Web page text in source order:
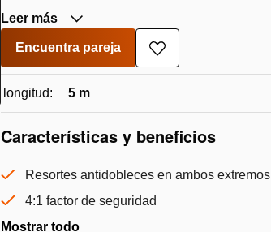
Leer más
Encuentra pareja
Añadir
a
de
longitud: 5 m
Características y beneficios
Resortes antidobleces en ambos extremos
4:1 factor de seguridad
Mostrar todo